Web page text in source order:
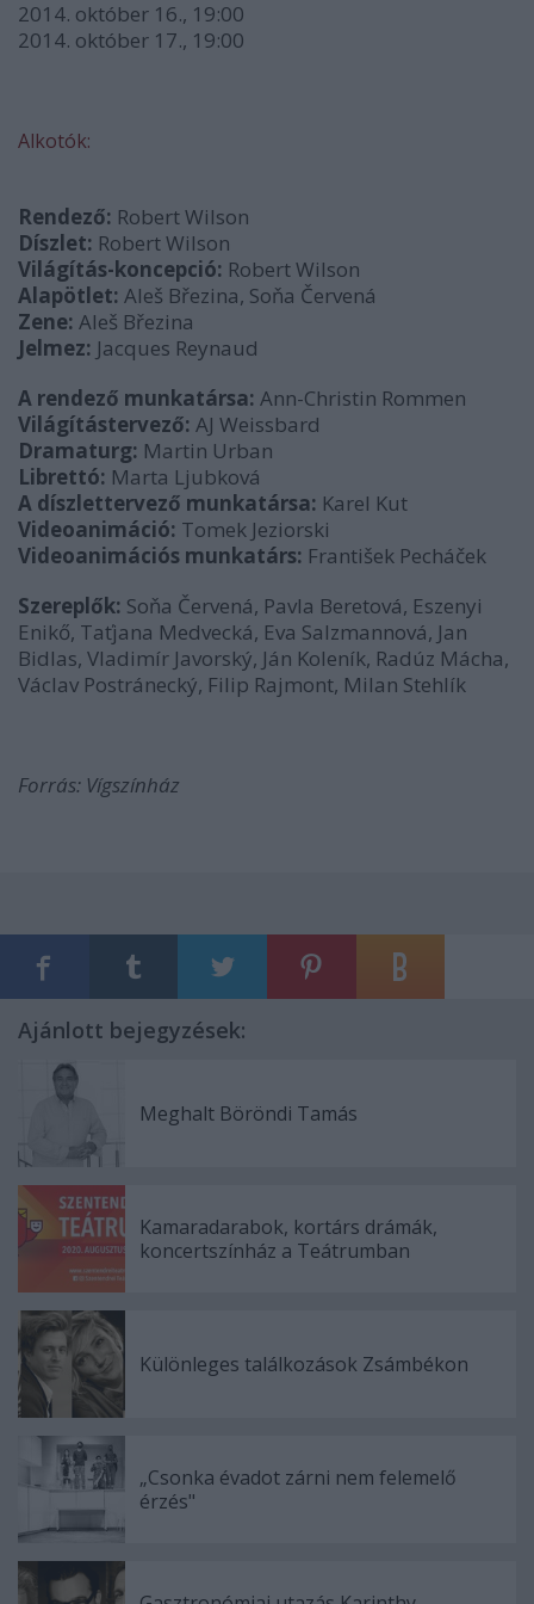
2014. október 16., 19:00
2014. október 17., 19:00
Alkotók:
Rendező: Robert Wilson
Díszlet: Robert Wilson
Világítás-koncepció: Robert Wilson
Alapötlet: Aleš Březina, Soňa Červená
Zene: Aleš Březina
Jelmez: Jacques Reynaud
A rendező munkatársa: Ann-Christin Rommen
Világítástervező: AJ Weissbard
Dramaturg: Martin Urban
Librettó: Marta Ljubková
A díszlettervező munkatársa: Karel Kut
Videoanimáció: Tomek Jeziorski
Videoanimációs munkatárs: František Pecháček
Szereplők: Soňa Červená, Pavla Beretová, Eszenyi
Enikő, Taťjana Medvecká, Eva Salzmannová, Jan
Bidlas, Vladimír Javorský, Ján Koleník, Radúz Mácha,
Václav Postránecký, Filip Rajmont, Milan Stehlík
Forrás: Vígszínház
Ajánlott bejegyzések:
Meghalt Böröndi Tamás
Kamaradarabok, kortárs drámák,
koncertszínház a Teátrumban
Különleges találkozások Zsámbékon
„Csonka évadot zárni nem felemelő
érzés"